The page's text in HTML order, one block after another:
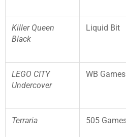
Killer Queen
Black
Liquid Bit
LEGO CITY
Undercover
WB Games
Terraria 505